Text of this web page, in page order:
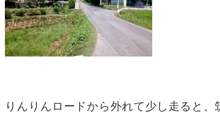
りんりんロードから外れて少し走ると、